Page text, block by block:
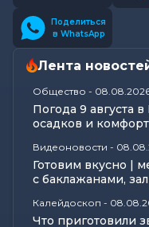
Поделиться
в WhatsApp
Лента
Общество -
Погода 9 августа
осадков и
Видеоновости -
Готовим вкусно |
с баклажанами,
Калейдоскоп -
Что приготовили